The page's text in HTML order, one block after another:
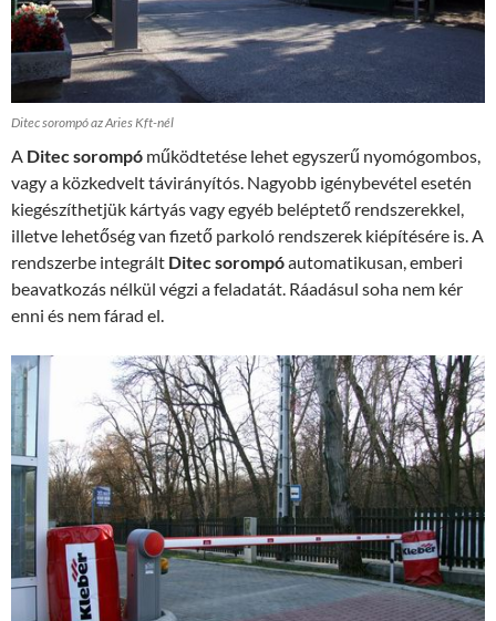
Ditec sorompó az Aries Kft-nél
A Ditec sorompó működtetése lehet egyszerű nyomógombos,
vagy a közkedvelt távirányítós. Nagyobb igénybevétel esetén
kiegészíthetjük kártyás vagy egyéb beléptető rendszerekkel,
illetve lehetőség van fizető parkoló rendszerek kiépítésére is. A
rendszerbe integrált Ditec sorompóautomatikusan, emberi
beavatkozás nélkül végzi a feladatát. Ráadásul soha nem kér
enni és nem fárad el.